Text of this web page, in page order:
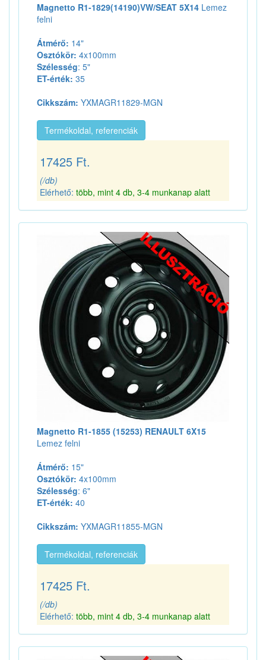
Magnetto R1-1829(14190)VW/SEAT 5X14 Lemez
felni
Átmérő: 14"
Osztókör: 4x100mm
Szélesség: 5"
ET-érték: 35
Cikkszám: YXMAGR11829-MGN
Termékoldal, referenciák
17425 Ft.
(/db)
Elérhető: több, mint 4 db, 3-4 munkanap alatt
Magnetto R1-1855 (15253) RENAULT 6X15
Lemez felni
Átmérő: 15"
Osztókör: 4x100mm
Szélesség: 6"
ET-érték: 40
Cikkszám: YXMAGR11855-MGN
Termékoldal, referenciák
17425 Ft.
(/db)
Elérhető: több, mint 4 db, 3-4 munkanap alatt